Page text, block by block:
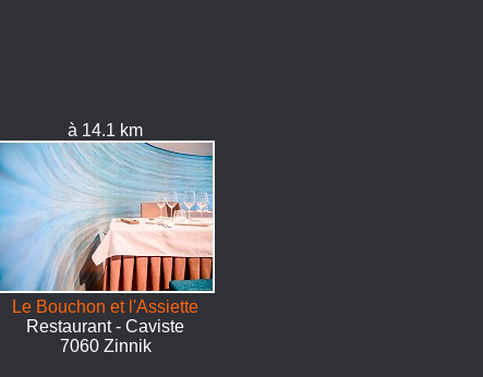
à 14.1 km
Le Bouchon et l'Assiette
Restaurant - Caviste
7060 Zinnik